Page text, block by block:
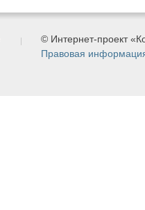
© Интернет-проект
Правовая